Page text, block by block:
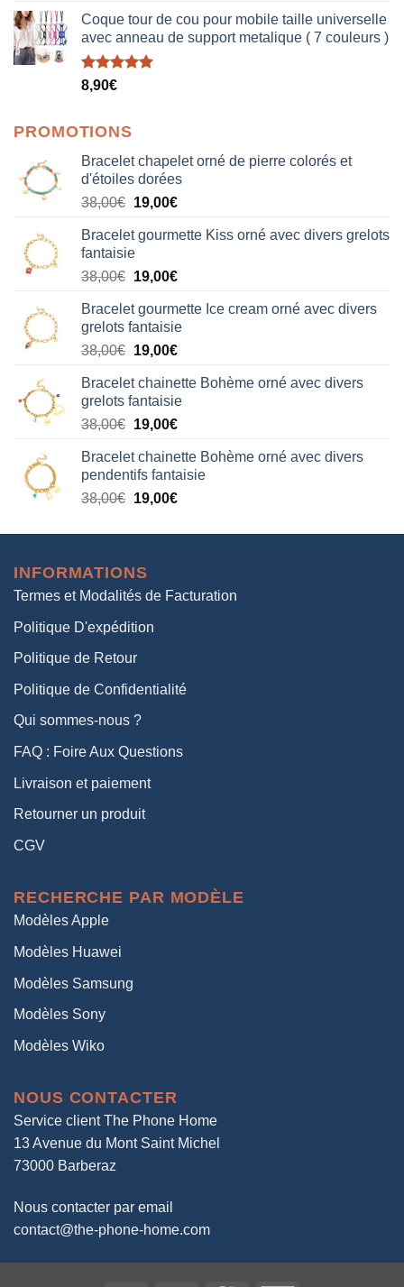
Coque tour de cou pour mobile taille universelle
avec anneau de support metalique ( 7 couleurs )
Note5.00
8,90€
PROMOTIONS
Bracelet chapelet orné de pierre colorés et
d'étoiles dorées
38,00€ Le
initial
était :
38,00€.
19,00€Le
actuel
19,00€.
Bracelet gourmette Kiss orné avec divers grelots
fantaisie
38,00€ Le
initial
était :
38,00€.
19,00€Le
actuel
est :
19,00€.
Bracelet gourmette Ice cream orné avec divers
grelots fantaisie
38,00€ Le
initial
était :
38,00€.
19,00€Le
actuel
est :
19,00€.
Bracelet chainette Bohème orné avec divers
grelots fantaisie
38,00€ Le
initial
était :
38,00€.
19,00€Le
actuel
est :
19,00€.
Bracelet chainette Bohème orné avec divers
pendentifs fantaisie
38,00€ Le
initial
38,00€.
19,00€Le
actuel
INFORMATIONS
Termes et Modalités de Facturation
Politique D'expédition
Politique de Retour
Politique de Confidentialité
Qui sommes-nous ?
FAQ : Foire Aux Questions
Livraison et paiement
Retourner un produit
CGV
RECHERCHE PAR MODÈLE
Modèles Apple
Modèles Huawei
Modèles Samsung
Modèles Sony
Modèles Wiko
NOUS CONTACTER
Service client The Phone Home
13 Avenue du Mont Saint Michel
73000 Barberaz
Nous contacter par email
contact@the-phone-home.com